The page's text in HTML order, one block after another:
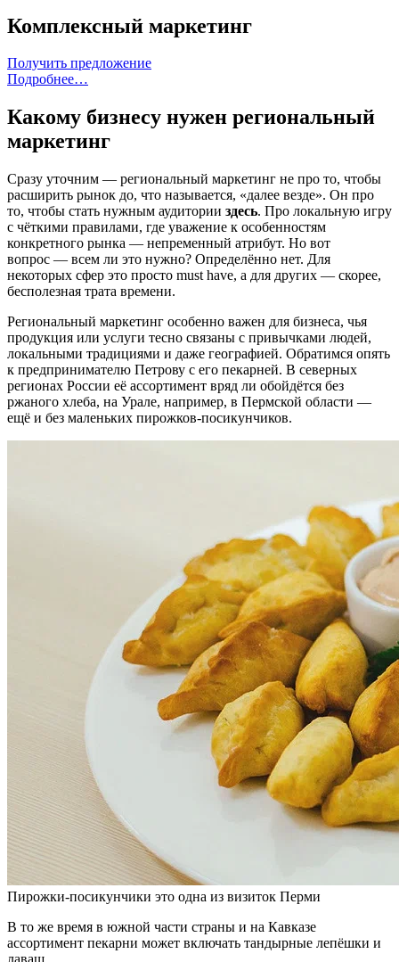
Комплексный маркетинг
Получить предложение
Подробнее…
Какому бизнесу нужен региональный
маркетинг
Сразу уточним — региональный маркетинг не про то, чтобы
расширить рынок до, что называется, «далее везде». Он про
то, чтобы стать нужным аудитории здесь. Про локальную игру
с чёткими правилами, где уважение к особенностям
конкретного рынка — непременный атрибут. Но вот
вопрос — всем ли это нужно? Определённо нет. Для
некоторых сфер это просто must have, а для других — скорее,
бесполезная трата времени.
Региональный маркетинг особенно важен для бизнеса, чья
продукция или услуги тесно связаны с привычками людей,
локальными традициями и даже географией. Обратимся опять
к предпринимателю Петрову с его пекарней. В северных
регионах России её ассортимент вряд ли обойдётся без
ржаного хлеба, на Урале, например, в Пермской области —
ещё и без маленьких пирожков-посикунчиков.
Пирожки-посикунчики это одна из визиток Перми
В то же время в южной части страны и на Кавказе
ассортимент пекарни может включать тандырные лепёшки и